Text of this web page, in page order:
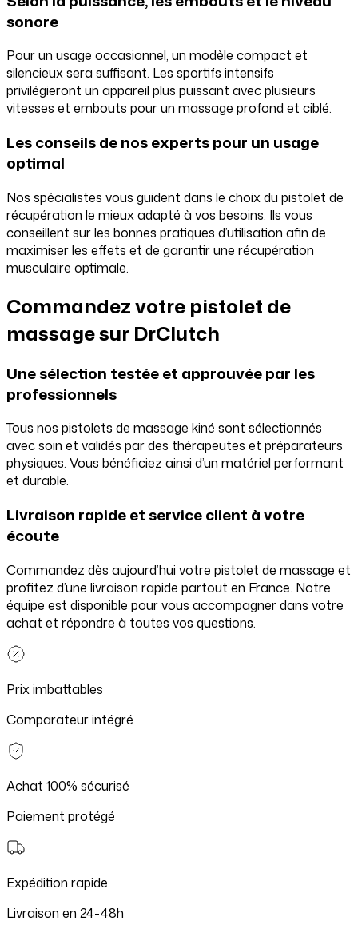
sonore
Pour un usage occasionnel, un modèle compact et
silencieux sera suffisant. Les sportifs intensifs
privilégieront un appareil plus puissant avec plusieurs
vitesses et embouts pour un massage profond et ciblé.
Les conseils de nos experts pour un usage
optimal
Nos spécialistes vous guident dans le choix du pistolet de
récupération le mieux adapté à vos besoins. Ils vous
conseillent sur les bonnes pratiques d’utilisation afin de
maximiser les effets et de garantir une récupération
musculaire optimale.
Commandez votre pistolet de
massage sur DrClutch
Une sélection testée et approuvée par les
professionnels
Tous nos pistolets de massage kiné sont sélectionnés
avec soin et validés par des thérapeutes et préparateurs
physiques. Vous bénéficiez ainsi d’un matériel performant
et durable.
Livraison rapide et service client à votre
écoute
Commandez dès aujourd’hui votre pistolet de massage et
profitez d’une livraison rapide partout en France. Notre
équipe est disponible pour vous accompagner dans votre
achat et répondre à toutes vos questions.
Prix imbattables
Comparateur intégré
Achat 100% sécurisé
Paiement protégé
Expédition rapide
Livraison en 24-48h